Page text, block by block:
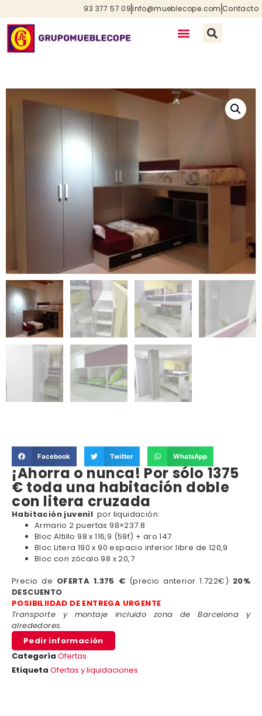
93 377 57 09info@mueblecope.com Contacto
Facebook Twitter WhatsApp
¡Ahorra o nunca! Por sólo 1375
€ toda una habitación doble
con litera cruzada
Habitación juvenil por liquidación:
Armario 2 puertas 98×237.8
Bloc Altillo 98 x 116,9 (59f) + aro 147
Bloc Litera 190 x 90 espacio inferior libre de 120,9
Bloc con zócalo 98 x 20,7
Precio de OFERTA 1.375 € (precio anterior 1.722€) 20%
DESCUENTO
POSIBILIIDAD DE ENTREGA URGENTE
Transporte y montaje incluido zona de Barcelona y
alrededores.
Pedir información
Categoría Ofertas
Etiqueta Ofertas y liquidaciones